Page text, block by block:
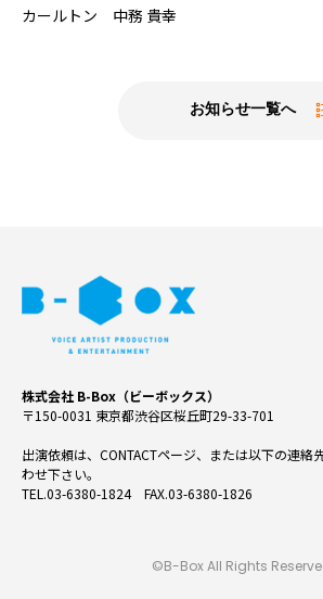
カールトン 中務 貴幸
お知らせ一覧へ
株式会社 B-Box（ビーボックス）
〒150-0031 東京都渋谷区桜丘町29-33-701
出演依頼は、CONTACTページ、または以下の連絡
わせ下さい。
TEL.03-6380-1824 FAX.03-6380-1826
©B-Box All Rights